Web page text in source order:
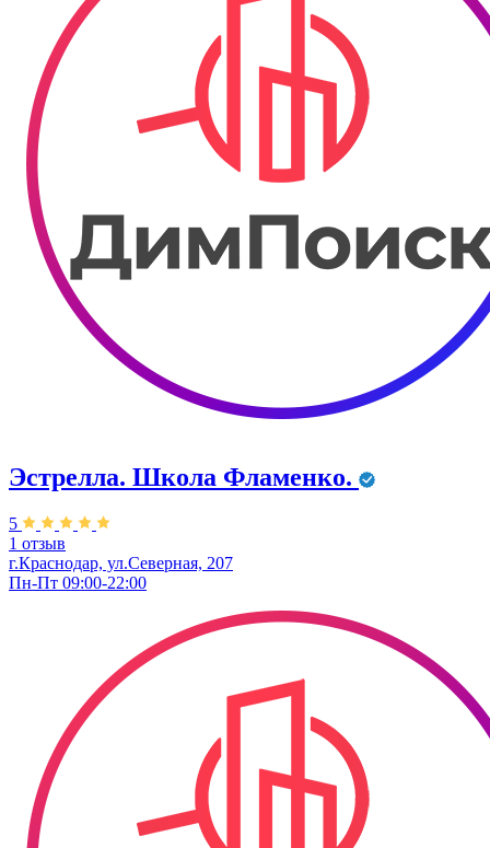
Эстрелла. Школа Фламенко.
5
1 отзыв
г.Краснодар, ул.Северная, 207
Пн-Пт 09:00-22:00